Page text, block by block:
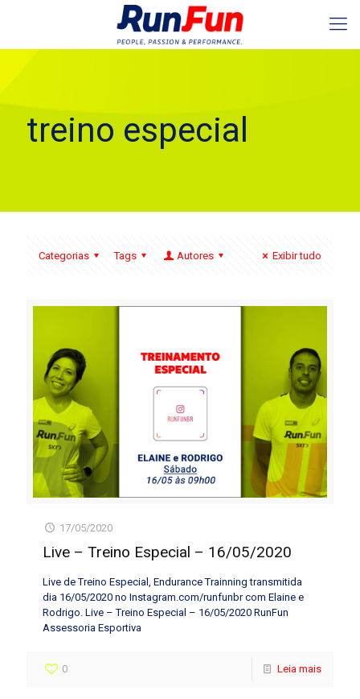
treino especial
Categorias Tags Autores Exibir tudo
17/05/2020
Live – Treino Especial – 16/05/2020
Live de Treino Especial, Endurance Trainning transmitida
dia 16/05/2020 no Instagram.com/runfunbr com Elaine e
Rodrigo. Live – Treino Especial – 16/05/2020 RunFun
Assessoria Esportiva
0 Leia mais